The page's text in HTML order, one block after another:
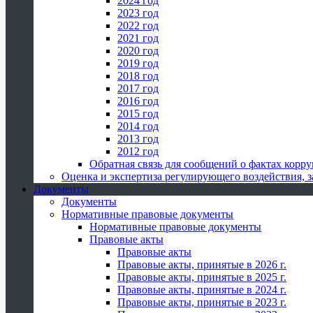
2023 год
2022 год
2021 год
2020 год
2019 год
2018 год
2017 год
2016 год
2015 год
2014 год
2013 год
2012 год
Обратная связь для сообщений о фактах
Оценка и экспертиза регулирующего
Документы
Документы
Нормативные правовые документы
Нормативные правовые документы
Правовые акты
Правовые акты
Правовые акты, принятые в 2026 г.
Правовые акты, принятые в 2025 г.
Правовые акты, принятые в 2024 г.
Правовые акты, принятые в 2023 г.